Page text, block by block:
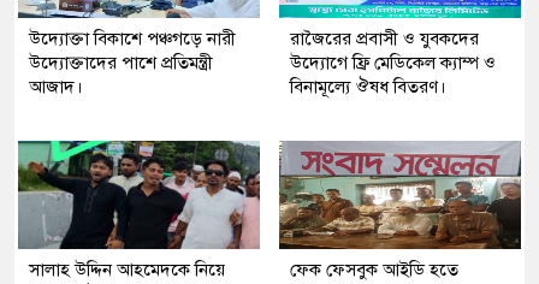
উদ্যোক্তা বিকাশে পঞ্চগড়ে নারী
উদ্যোক্তাদের পাশে প্রতিমন্ত্রী
আজাদ।
রাজৈরের‌ প্রবাসী ও যুবকদের
উদ্যোগে ফ্রি মেডিকেল ক্যাম্প ও
বিনামূল্যে ঔষধ বিতরণ।
সালাহ উদ্দিন আহমেদকে নিয়ে
ফেক ফেসবুক আইডি হতে